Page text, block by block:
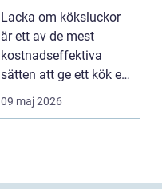
Lacka om köksluckor
är ett av de mest
kostnadseffektiva
sätten att ge ett kök ett
helt nytt uttryck ...
09 maj 2026